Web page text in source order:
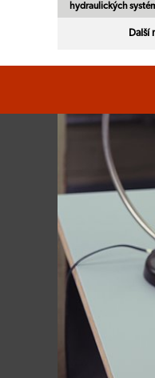
hydraulických
Další